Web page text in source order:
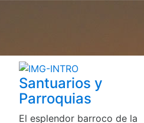
Santuarios y
Parroquias
El esplendor barroco de la